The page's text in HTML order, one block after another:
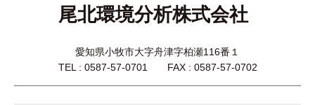
尾北環境分析株式会社
愛知県小牧市大字舟津字柏瀬116番１
TEL : 0587-57-0701 FAX : 0587-57-0702